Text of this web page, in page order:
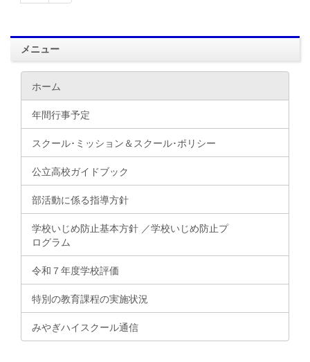
メニュー
ホーム
年間行事予定
スクール･ミッション＆スクール･ポリシー
公立高校ガイドブック
部活動に係る指導方針
学校いじめ防止基本方針 ／学校いじめ防止プ
ログラム
令和７年度学校評価
特別の教育課程の実施状況
みやぎハイスクール通信